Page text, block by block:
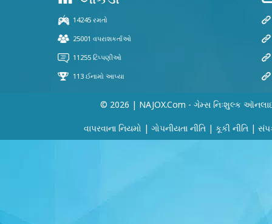
© 2026 | NAJOX.com - ગેમ્સ નિઃશુલ્ક
વાપરવાના નિયમો | ગોપનીયતા નીતિ| કૂકી નીતિ|